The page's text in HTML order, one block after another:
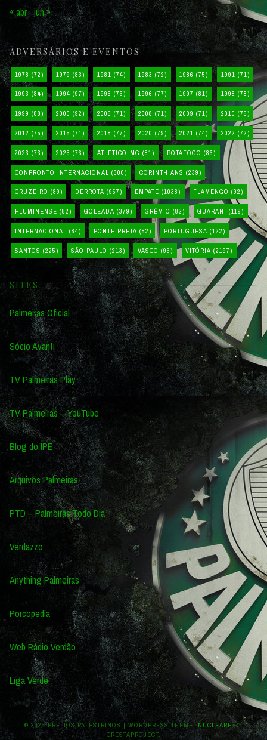
« abr jun »
ADVERSÁRIOS E EVENTOS
1978 (72) 1979 (83) 1981 (74) 1983 (72) 1986 (75) 1991 (71)
1993 (84) 1994 (97) 1995 (76) 1996 (77) 1997 (81) 1998 (78)
1999 (88) 2000 (92) 2005 (71) 2008 (71) 2009 (71) 2010 (75)
2012 (75) 2015 (71) 2018 (77) 2020 (79) 2021 (74) 2022 (72)
2023 (73) 2025 (76) ATLÉTICO-MG (81) BOTAFOGO (86)
CONFRONTO INTERNACIONAL (300) CORINTHIANS (239)
CRUZEIRO (89) DERROTA (957) EMPATE (1038) FLAMENGO (92)
FLUMINENSE (82) GOLEADA (379) GRÊMIO (82) GUARANI (119)
INTERNACIONAL (84) PONTE PRETA (82) PORTUGUESA (122)
SANTOS (225) SÃO PAULO (213) VASCO (95) VITÓRIA (2197)
SITES
Palmeiras Oficial
Sócio Avanti
TV Palmeiras Play
TV Palmeiras – YouTube
Blog do IPE
Arquivos Palmeiras
PTD – Palmeiras Todo Dia
Verdazzo
Anything Palmeiras
Porcopedia
Web Rádio Verdão
Liga Verde
© 2026 PRÉLIOS PALESTRINOS | WORDPRESS THEME:NUCLEAREBY
CRESTAPROJECT.